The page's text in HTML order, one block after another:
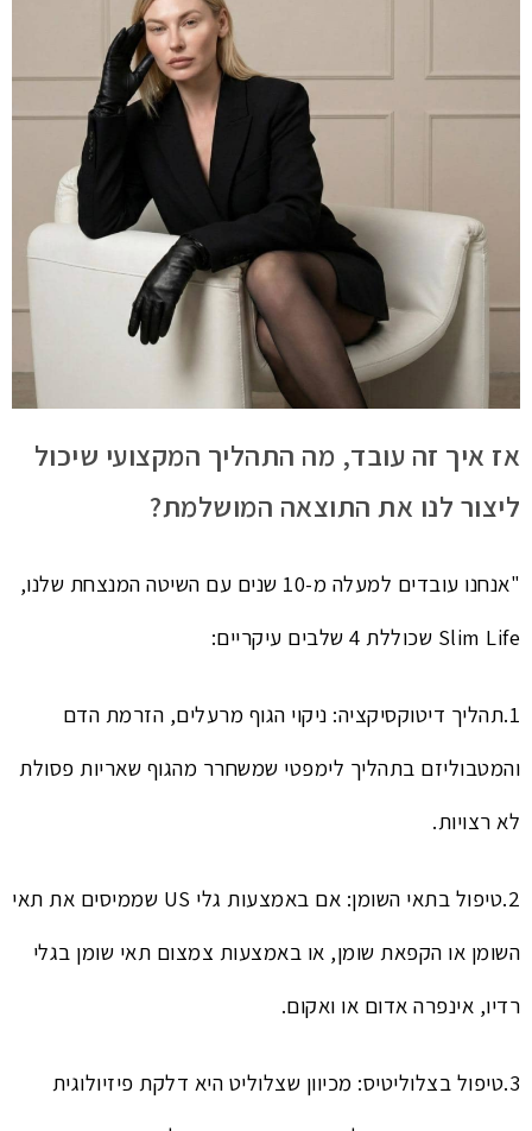
אז איך זה עובד, מה התהליך המקצועי שיכול
ליצור לנו את התוצאה המושלמת?
"אנחנו עובדים למעלה מ-10 שנים עם השיטה המנצחת שלנו,
Slim Life שכוללת 4 שלבים עיקריים:
1.תהליך דיטוקסיקציה: ניקוי הגוף מרעלים, הזרמת הדם
והמטבוליזם בתהליך לימפטי שמשחרר מהגוף שאריות פסולת
לא רצויות.
2.טיפול בתאי השומן: אם באמצעות גלי US שממיסים את תאי
השומן או הקפאת שומן, או באמצעות צמצום תאי שומן בגלי
רדיו, אינפרה אדום או ואקום.
3.טיפול בצלוליטיס: מכיוון שצלוליט היא דלקת פיזיולוגית